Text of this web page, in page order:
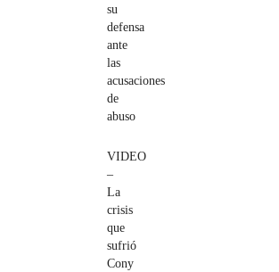
su
defensa
ante
las
acusaciones
de
abuso
VIDEO
–
La
crisis
que
sufrió
Cony